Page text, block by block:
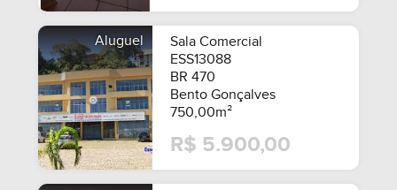
Aluguel
Sala Comercial
ESS13088
BR 470
Bento Gonçalves
750,00m²
R$ 5.900,00